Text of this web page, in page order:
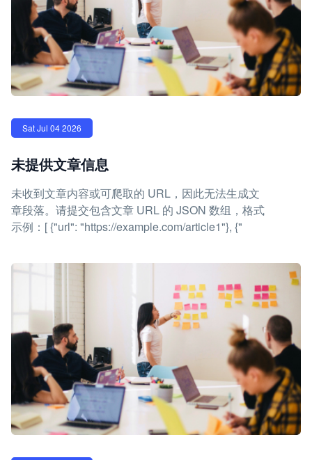
Sat Jul 04 2026
未提供文章信息
未收到文章内容或可爬取的 URL，因此无法生成文
章段落。请提交包含文章 URL 的 JSON 数组，格式
示例：[ {"url": "https://example.com/article1"}, {"